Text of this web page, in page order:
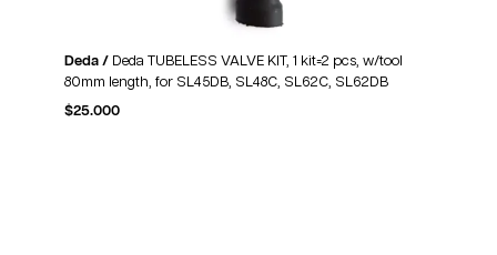
Deda / Deda TUBELESS VALVE KIT, 1 kit=2 pcs, w/tool
80mm length, for SL45DB, SL48C, SL62C, SL62DB
$25.000